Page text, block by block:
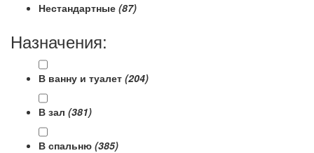
Нестандартные (87)
Назначения:
В ванну и туалет (204)
В зал (381)
В спальню (385)